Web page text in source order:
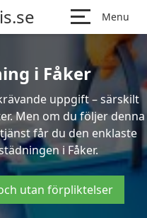
Menu
i Fåker
uppgift – särskilt
Men om du följer denna
får du den enklaste
i Fåker.
utan förpliktelser